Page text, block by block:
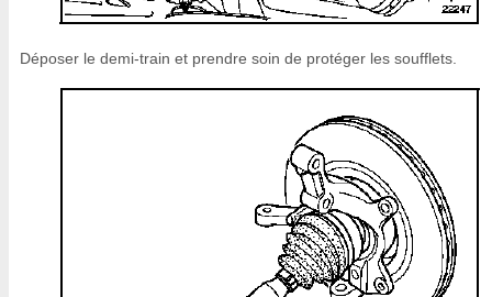
Déposer le demi-train et prendre soin de protéger les soufflets.